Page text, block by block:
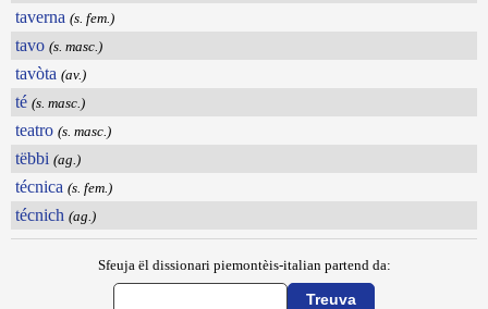
taverna (s. fem.)
tavo (s. masc.)
tavòta (av.)
té (s. masc.)
teatro (s. masc.)
tëbbi (ag.)
técnica (s. fem.)
técnich (ag.)
Sfeuja ël dissionari piemontèis-italian partend da: